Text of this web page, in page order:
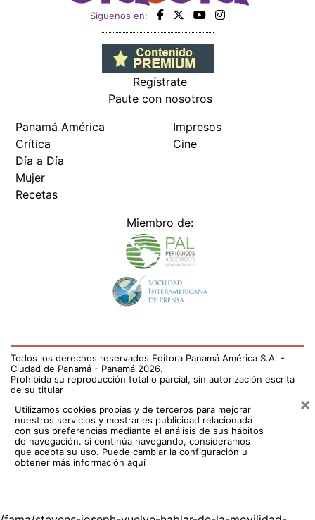
Siguenos en:
Regístrate
Paute con nosotros
Panamá América
Crítica
Día a Día
Mujer
Recetas
Impresos
Cine
Miembro de:
Todos los derechos reservados Editora Panamá América S.A. -
Ciudad de Panamá - Panamá 2026.
Prohibida su reproducción total o parcial, sin autorización escrita
de su titular
Utilizamos cookies propias y de terceros para mejorar
nuestros servicios y mostrarles publicidad relacionada
con sus preferencias mediante el análisis de sus hábitos
de navegación. si continúa navegando, consideramos
que acepta su uso. Puede cambiar la configuración u
obtener más información aquí
×